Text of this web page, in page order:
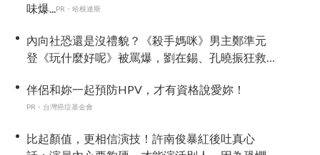
味爆...
PR・哈根達斯
內向社恐還是沒禮貌？《殺手媽咪》男主鄭準元
登《玩什麼好呢》被罵爆，劉在錫、孔曉振狂救
伴侶和妳一起預防HPV，才有資格說愛妳！
PR・台灣癌症基金會
比起顏值，更相信演技！許南俊暴紅後吐真心